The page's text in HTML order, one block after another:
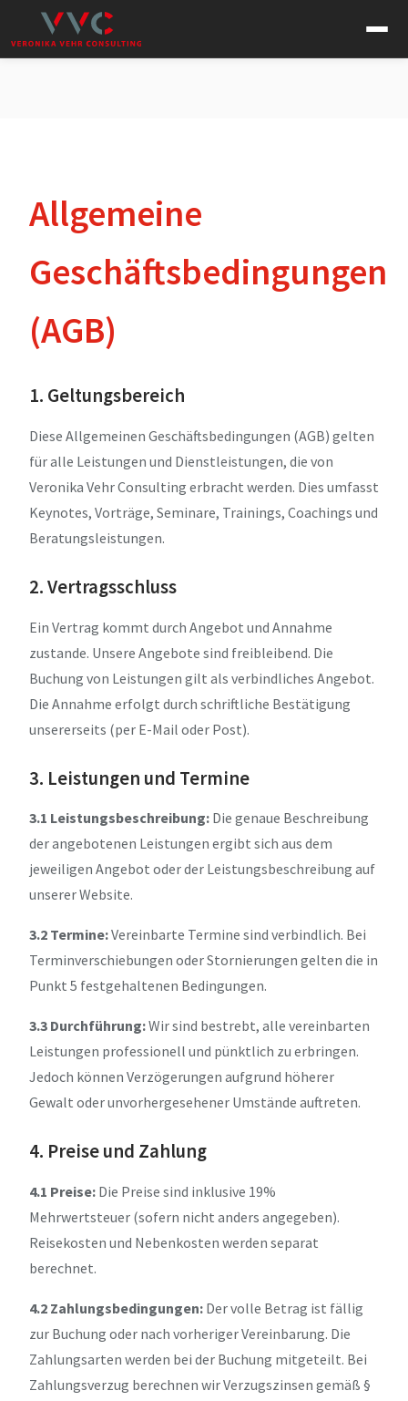
Allgemeine
Geschäftsbedingungen
(AGB)
1. Geltungsbereich
Diese Allgemeinen Geschäftsbedingungen (AGB) gelten
für alle Leistungen und Dienstleistungen, die von
Veronika Vehr Consulting erbracht werden. Dies umfasst
Keynotes, Vorträge, Seminare, Trainings, Coachings und
Beratungsleistungen.
2. Vertragsschluss
Ein Vertrag kommt durch Angebot und Annahme
zustande. Unsere Angebote sind freibleibend. Die
Buchung von Leistungen gilt als verbindliches Angebot.
Die Annahme erfolgt durch schriftliche Bestätigung
unsererseits (per E-Mail oder Post).
3. Leistungen und Termine
3.1 Leistungsbeschreibung: Die genaue Beschreibung
der angebotenen Leistungen ergibt sich aus dem
jeweiligen Angebot oder der Leistungsbeschreibung auf
unserer Website.
3.2 Termine:Vereinbarte Termine sind verbindlich. Bei
Terminverschiebungen oder Stornierungen gelten die in
Punkt 5 festgehaltenen Bedingungen.
3.3 Durchführung:Wir sind bestrebt, alle vereinbarten
Leistungen professionell und pünktlich zu erbringen.
Jedoch können Verzögerungen aufgrund höherer
Gewalt oder unvorhergesehener Umstände auftreten.
4. Preise und Zahlung
4.1 Preise: Die Preise sind inklusive 19%
Mehrwertsteuer (sofern nicht anders angegeben).
Reisekosten und Nebenkosten werden separat
berechnet.
4.2 Zahlungsbedingungen: Der volle Betrag ist fällig
zur Buchung oder nach vorheriger Vereinbarung. Die
Zahlungsarten werden bei der Buchung mitgeteilt. Bei
Zahlungsverzug berechnen wir Verzugszinsen gemäß §